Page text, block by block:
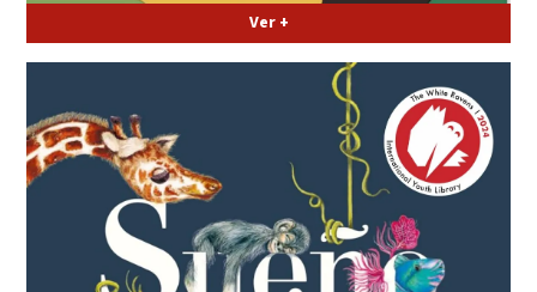
Ver +